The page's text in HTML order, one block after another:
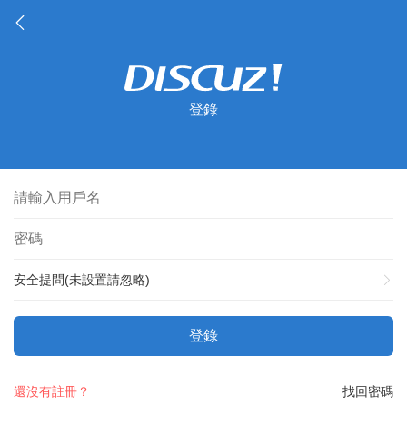
登錄
安全提問(未設置請忽略)
登錄
找回密碼
還沒有註冊？